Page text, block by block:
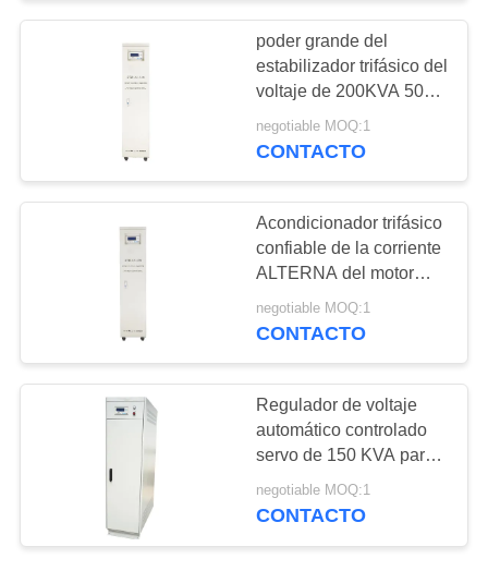
Unidad de la
optimización del
voltaje
27
Transformador
ahorro de energía
15
poder grande del
estabilizador trifásico del
voltaje de 200KVA 50HZ
con GPRS
negotiable MOQ:1
CONTACTO
Acondicionador trifásico
confiable de la corriente
ALTERNA del motor
servo del estabilizador
del voltaje
negotiable MOQ:1
CONTACTO
Regulador de voltaje
automático controlado
servo de 150 KVA para
el generador/el
ordenador
negotiable MOQ:1
CONTACTO